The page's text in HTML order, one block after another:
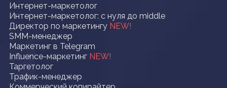
Интернет-маркетолог
Интернет-маркетолог: с нуля до middle
Директор по маркетингу NEW!
SMM-менеджер
Маркетинг в Telegram
Influence-маркетинг NEW!
Таргетолог
Трафик-менеджер